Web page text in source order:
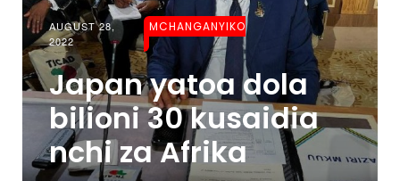
AUGUST 28,
2022
MCHANGANYIKO
Japan yatoa dola
bilioni 30 kusaidia
nchi za Afrika